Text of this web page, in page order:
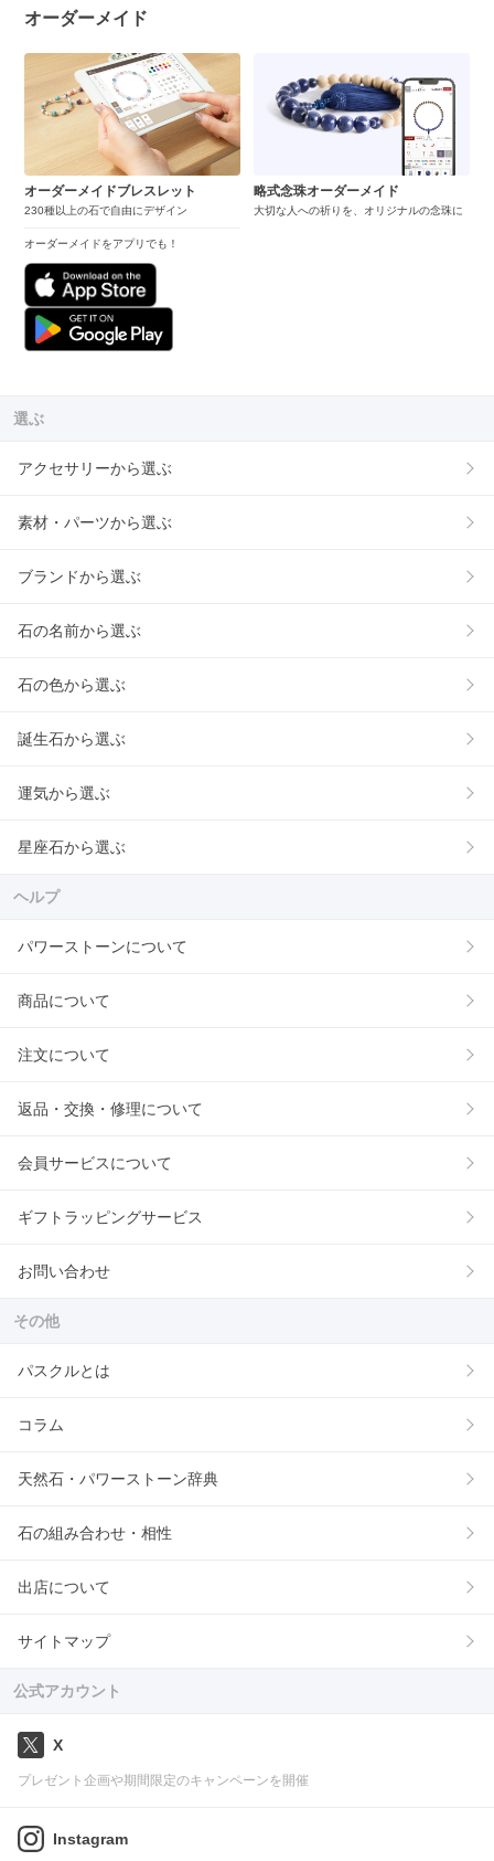
オーダーメイド
オーダーメイドブレスレット
230種以上の石で自由にデザイン
オーダーメイドをアプリでも！
略式念珠オーダーメイド
大切な人への祈りを、オリジナルの念珠に
選ぶ
アクセサリーから選ぶ
素材・パーツから選ぶ
ブランドから選ぶ
石の名前から選ぶ
石の色から選ぶ
誕生石から選ぶ
運気から選ぶ
星座石から選ぶ
ヘルプ
パワーストーンについて
商品について
注文について
返品・交換・修理について
会員サービスについて
ギフトラッピングサービス
お問い合わせ
その他
パスクルとは
コラム
天然石・パワーストーン辞典
石の組み合わせ・相性
出店について
サイトマップ
公式アカウント
X
プレゼント企画や期間限定のキャンペーンを開催
Instagram